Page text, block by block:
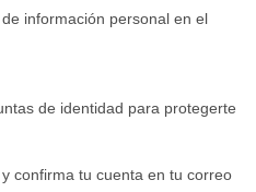
información personal en el
de identidad para protegerte
confirma tu cuenta en tu correo